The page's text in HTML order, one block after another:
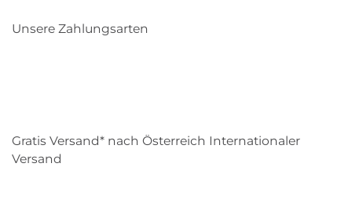
Unsere Zahlungsarten
Gratis Versand* nach Österreich Internationaler
Versand